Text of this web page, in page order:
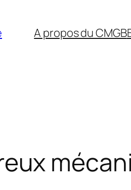
A propos du CMGB